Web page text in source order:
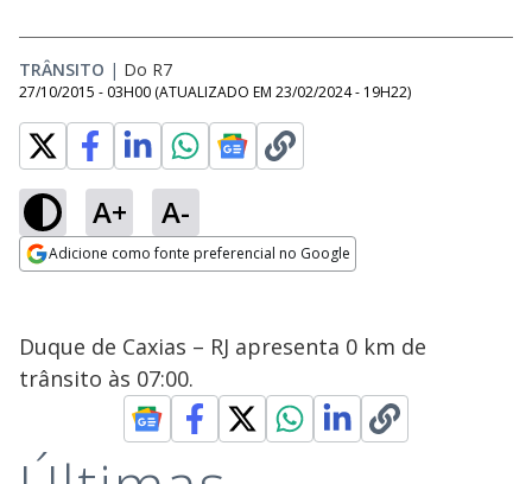
TRÂNSITO | Do R7
27/10/2015 - 03H00 (ATUALIZADO EM 23/02/2024 - 19H22)
A+ A-
Adicione como fonte preferencial no Google
Duque de Caxias – RJ apresenta 0 km de
trânsito às 07:00.